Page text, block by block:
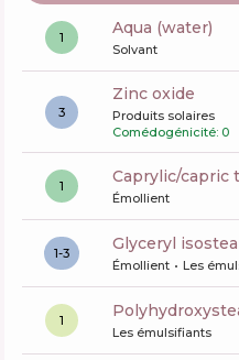
1 aqua (water)
Solvant
3
zinc oxide
Produits solaires
Comédogénicité: 0
1 caprylic/capric
Émollient
1-3 glyceryl
Émollient Les
1
Les émulsifiants